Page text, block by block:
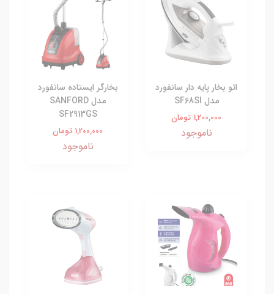
اتو بخار پایه دار سانفورد
مدل SF68SI
1,200,000 تومان
ناموجود
بخارگر ایستاده سانفورد
مدل SANFORD
SF2913GS
1,200,000 تومان
ناموجود